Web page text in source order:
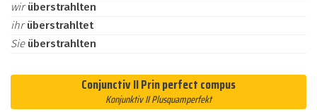
wirüberstrahlten
ihrüberstrahltet
Sie überstrahlten
Conjunctiv II Prin perfect compus
Konjunktiv II Plusquamperfekt